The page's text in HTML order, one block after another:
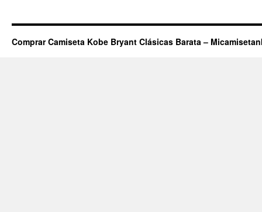
de
la
Comprar Camiseta Kobe Bryant Clásicas Barata –